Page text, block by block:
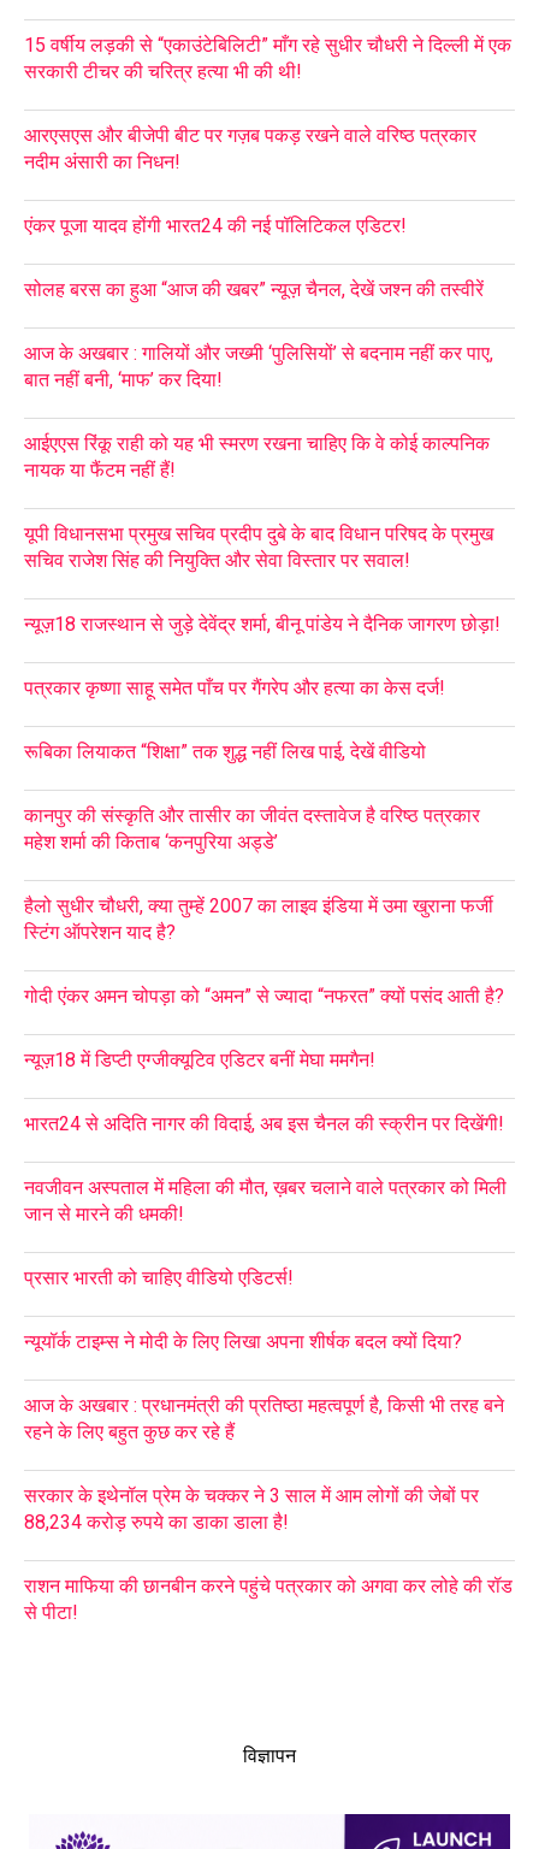
15 वर्षीय लड़की से “एकाउंटेबिलिटी” माँग रहे सुधीर चौधरी ने दिल्ली में एक
सरकारी टीचर की चरित्र हत्या भी की थी!
आरएसएस और बीजेपी बीट पर गज़ब पकड़ रखने वाले वरिष्ठ पत्रकार
नदीम अंसारी का निधन!
एंकर पूजा यादव होंगी भारत24 की नई पॉलिटिकल एडिटर!
सोलह बरस का हुआ “आज की खबर” न्यूज़ चैनल, देखें जश्न की तस्वीरें
आज के अखबार : गालियों और जख्मी ‘पुलिसियों’ से बदनाम नहीं कर पाए,
बात नहीं बनी, ‘माफ’ कर दिया!
आईएएस रिंकू राही को यह भी स्मरण रखना चाहिए कि वे कोई काल्पनिक
नायक या फैंटम नहीं हैं!
यूपी विधानसभा प्रमुख सचिव प्रदीप दुबे के बाद विधान परिषद के प्रमुख
सचिव राजेश सिंह की नियुक्ति और सेवा विस्तार पर सवाल!
न्यूज़18 राजस्थान से जुड़े देवेंद्र शर्मा, बीनू पांडेय ने दैनिक जागरण छोड़ा!
पत्रकार कृष्णा साहू समेत पाँच पर गैंगरेप और हत्या का केस दर्ज!
रूबिका लियाकत “शिक्षा” तक शुद्ध नहीं लिख पाई, देखें वीडियो
कानपुर की संस्कृति और तासीर का जीवंत दस्तावेज है वरिष्ठ पत्रकार
महेश शर्मा की किताब ‘कनपुरिया अड्डे’
हैलो सुधीर चौधरी, क्या तुम्हें 2007 का लाइव इंडिया में उमा खुराना फर्जी
स्टिंग ऑपरेशन याद है?
गोदी एंकर अमन चोपड़ा को “अमन” से ज्यादा “नफरत” क्यों पसंद आती है?
न्यूज़18 में डिप्टी एग्जीक्यूटिव एडिटर बनीं मेघा ममगैन!
भारत24 से अदिति नागर की विदाई, अब इस चैनल की स्क्रीन पर दिखेंगी!
नवजीवन अस्पताल में महिला की मौत, ख़बर चलाने वाले पत्रकार को मिली
जान से मारने की धमकी!
प्रसार भारती को चाहिए वीडियो एडिटर्स!
न्यूयॉर्क टाइम्स ने मोदी के लिए लिखा अपना शीर्षक बदल क्यों दिया?
आज के अखबार : प्रधानमंत्री की प्रतिष्ठा महत्वपूर्ण है, किसी भी तरह बने
रहने के लिए बहुत कुछ कर रहे हैं
सरकार के इथेनॉल प्रेम के चक्कर ने 3 साल में आम लोगों की जेबों पर
88,234 करोड़ रुपये का डाका डाला है!
राशन माफिया की छानबीन करने पहुंचे पत्रकार को अगवा कर लोहे की रॉड
से पीटा!
विज्ञापन